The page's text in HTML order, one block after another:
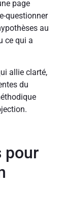
page
questionner
au
ce qui a
allie clarté,
du
pour